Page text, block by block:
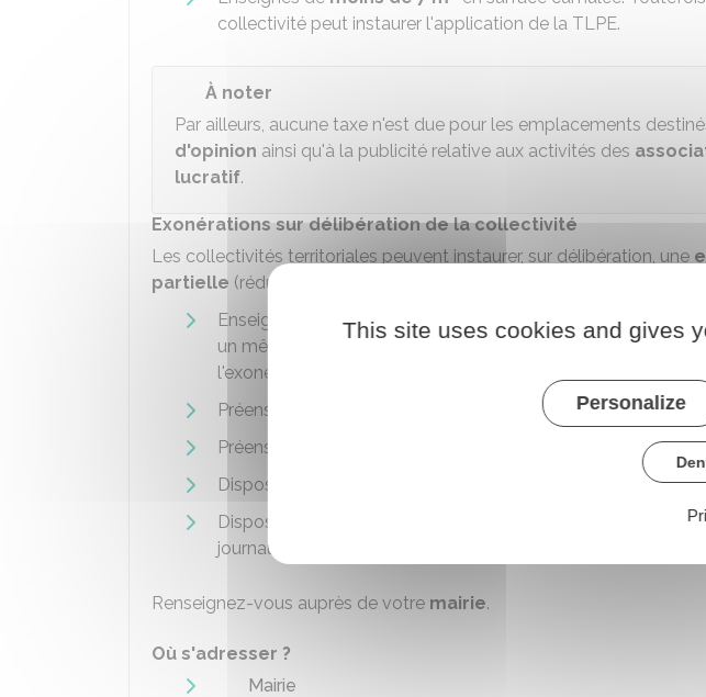
collectivité peut instaurer l'application de la TLPE.
À noter
Par ailleurs, aucune taxe n'est due pour les emplacements
d'opinion ainsi qu'à la publicité relative aux activités des
lucratif.
Exonérations sur délibération de la collectivité
Les collectivités territoriales peuvent instaurer, sur délibération, une
partielle (réduction de
Enseignes non scellées au sol, à condition que leur surface
un même établissement. Si la surface cumulée est compris
l'exonération est limitée à
Préenseignes inférieures ou égales à 1,5 m²
Préenseignes supérieures à 1,5 m²
Dispositifs publicitaires dépendant des concessions
Dispositifs publicitaires apposés sur du mobilier urbain (ex :
journaux).
Renseignez-vous auprès de votre mairie.
Où s'adresser ?
Mairie
This site uses cookies and gives
Personalize